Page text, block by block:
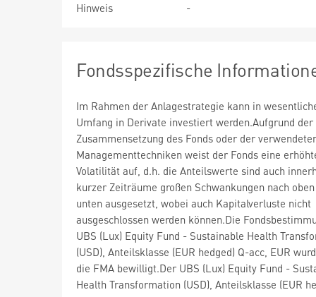
Hinweis
-
Fondsspezifische
Im Rahmen der Anlagestrategie kann in
Umfang in Derivate investiert werden.Aufgrund der
Zusammensetzung des Fonds oder der
Managementtechniken weist der Fonds eine
Volatilität auf, d.h. die Anteilswerte sind auch
kurzer Zeiträume großen Schwankungen nach
unten ausgesetzt, wobei auch Kapitalverluste nicht
ausgeschlossen werden können.Die
UBS (Lux) Equity Fund - Sustainable Health
(USD), Anteilsklasse (EUR hedged) Q-acc, EUR
die FMA bewilligt.Der UBS (Lux) Equity Fund -
Health Transformation (USD), Anteilsklasse (EUR